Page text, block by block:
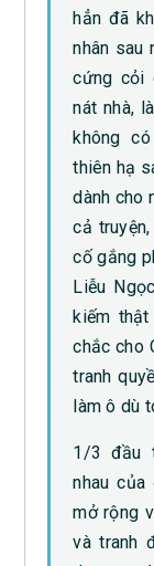
hẳn đã
nhân sau
cứng cỏi
nát nhà,
không
thiên hạ
dành cho
cả
cố gắng
Liễu
kiếm
chắc cho
tranh
làm ô dù
1/3 đầu
nhau
mở rộng
và tranh